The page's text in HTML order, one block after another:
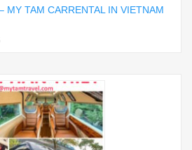
MY TAM CARRENTAL IN VIETNAM